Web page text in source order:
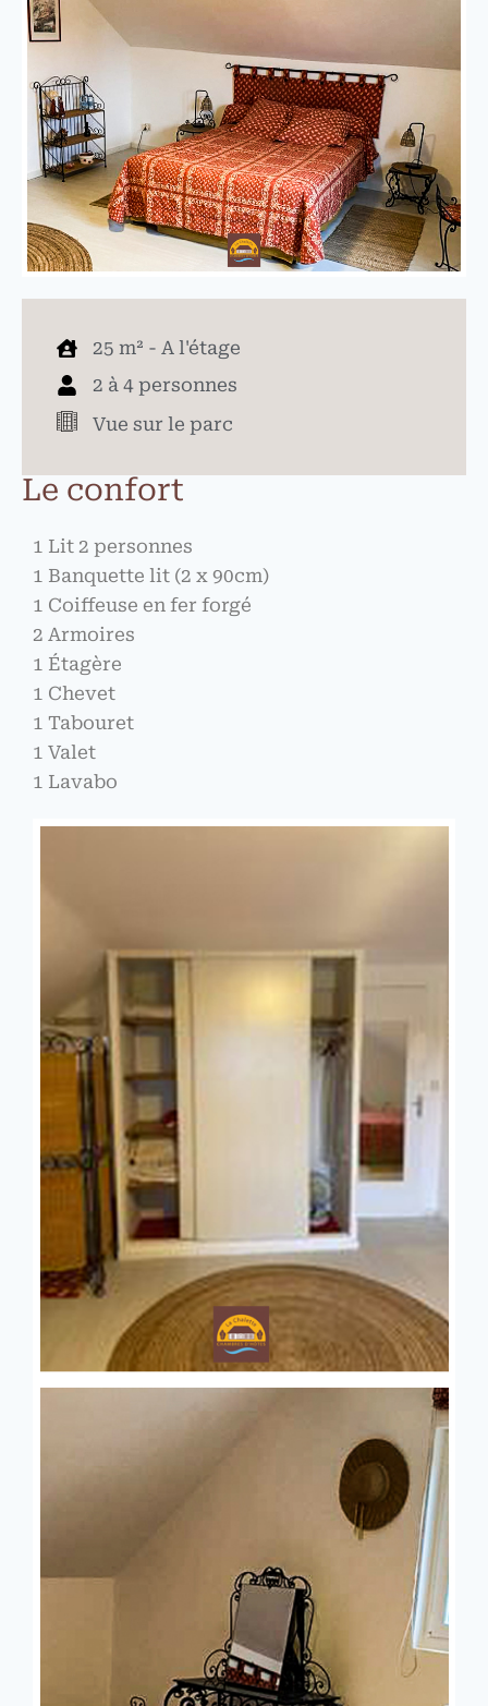
25 m² - A l'étage
2 à 4 personnes
Vue sur le parc
Le confort
1 Lit 2 personnes
1 Banquette lit (2 x 90cm)
1 Coiffeuse en fer forgé
2 Armoires
1 Étagère
1 Chevet
1 Tabouret
1 Valet
1 Lavabo